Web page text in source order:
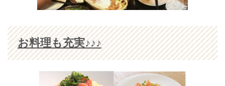
お料理も充実♪♪♪